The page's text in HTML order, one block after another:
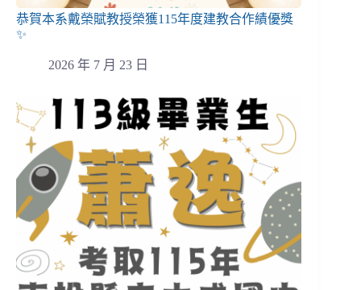
恭賀本系戴榮賦教授榮獲115年度建教合作績優獎
✨
2026 年 7 月 23 日